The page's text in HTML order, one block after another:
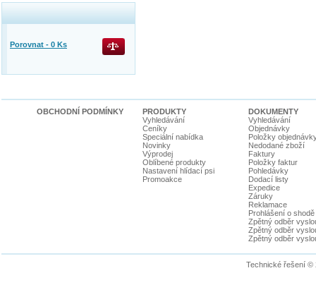
Porovnat - 0 Ks
OBCHODNÍ PODMÍNKY
PRODUKTY
Vyhledávání
Ceníky
Speciální nabídka
Novinky
Výprodej
Oblíbené produkty
Nastavení hlídací psi
Promoakce
DOKUMENTY
Vyhledávání
Objednávky
Položky
Nedodané zboží
Faktury
Položky faktur
Pohledávky
Dodací listy
Expedice
Záruky
Reklamace
Prohlášení o shodě
Zpětný odběr
Zpětný odběr
Zpětný odběr
Technické řešení ©